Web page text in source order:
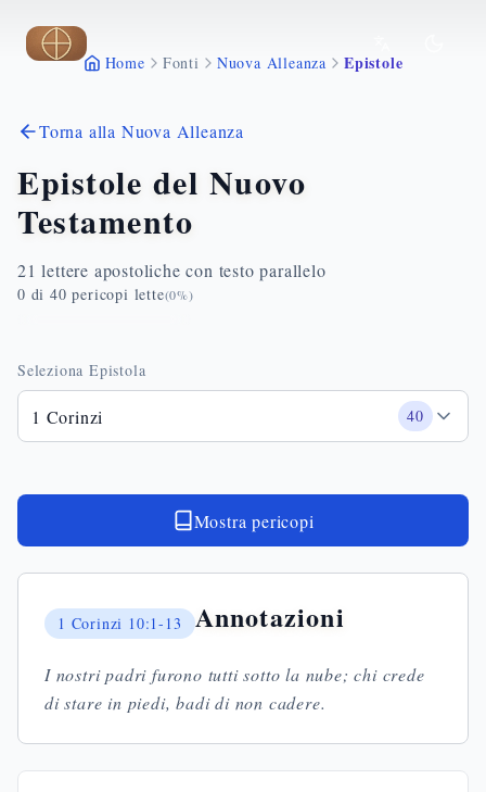
Vai al contenuto principale
Home Fonti Nuova Alleanza Epistole
Torna alla Nuova Alleanza
Epistole del Nuovo
Testamento
21 lettere apostoliche con testo parallelo
0 di 40 pericopi lette(0%)
Seleziona Epistola
1 Corinzi 40
Mostra pericopi
1 Corinzi 10:1-13 Annotazioni
I nostri padri furono tutti sotto la nube; chi crede
di stare in piedi, badi di non cadere.